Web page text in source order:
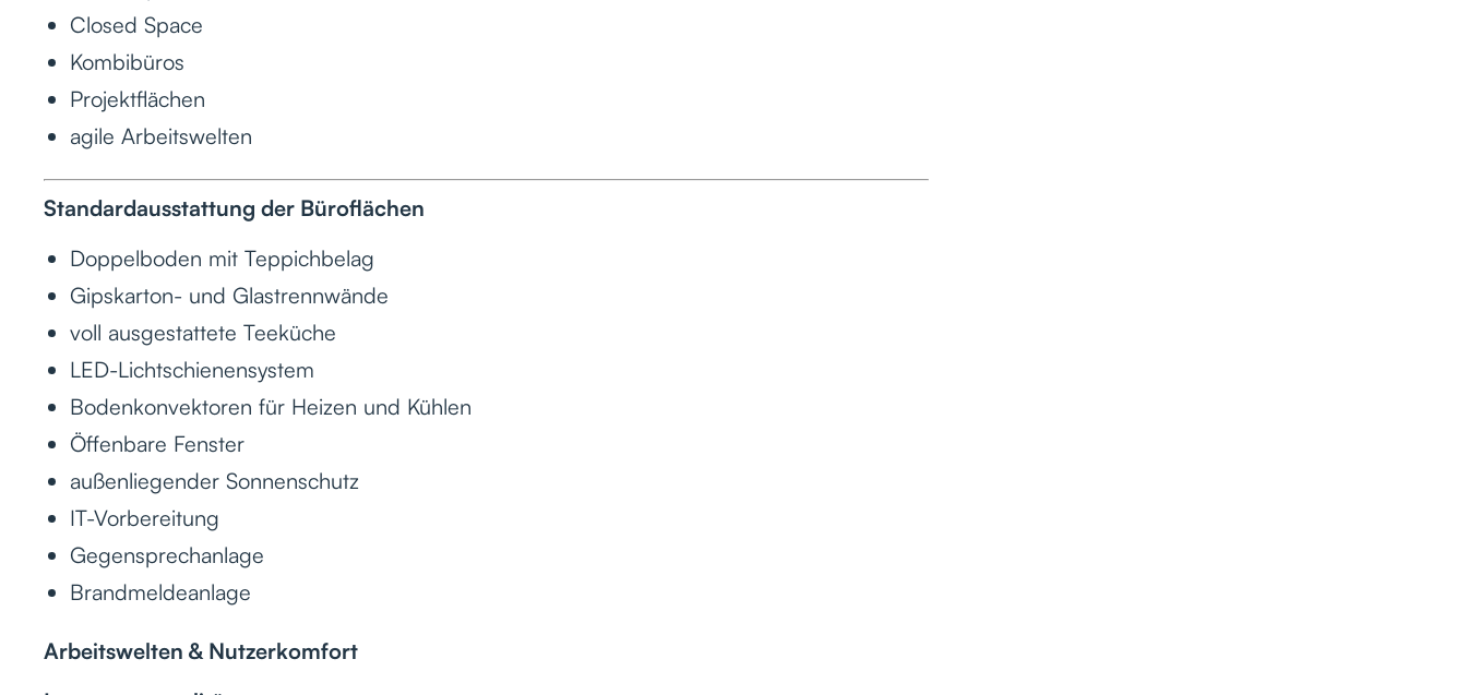
Closed Space
Kombibüros
Projektflächen
agile Arbeitswelten
Standardausstattung der Büroflächen
Doppelboden mit Teppichbelag
Gipskarton- und Glastrennwände
voll ausgestattete Teeküche
LED-Lichtschienensystem
Bodenkonvektoren für Heizen und Kühlen
Öffenbare Fenster
außenliegender Sonnenschutz
IT-Vorbereitung
Gegensprechanlage
Brandmeldeanlage
Arbeitswelten & Nutzerkomfort